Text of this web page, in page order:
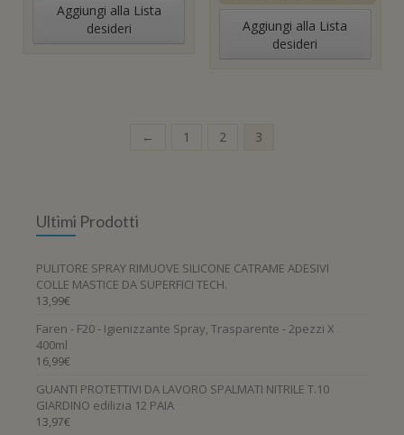
Aggiungi alla Lista
desideri
Aggiungi alla Lista
desideri
← 1 2 3
Ultimi Prodotti
PULITORE SPRAY RIMUOVE SILICONE CATRAME ADESIVI
COLLE MASTICE DA SUPERFICI TECH.
13,99€
Faren - F20 - Igienizzante Spray, Trasparente - 2pezzi X
400ml
16,99€
GUANTI PROTETTIVI DA LAVORO SPALMATI NITRILE T.10
GIARDINO edilizia 12 PAIA
13,97€